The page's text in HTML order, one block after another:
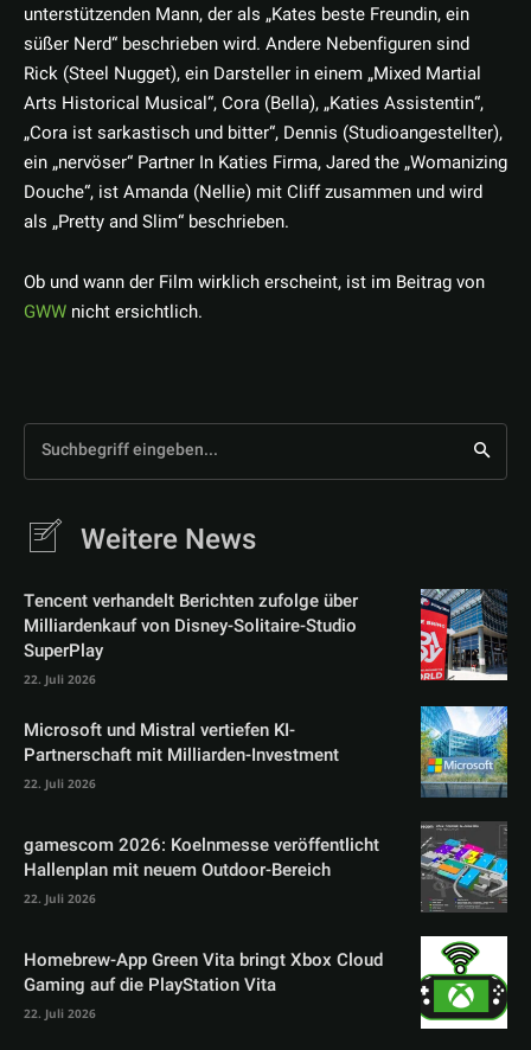
unterstützenden Mann, der als „Kates beste Freundin, ein
süßer Nerd“ beschrieben wird. Andere Nebenfiguren sind
Rick (Steel Nugget), ein Darsteller in einem „Mixed Martial
Arts Historical Musical“, Cora (Bella), „Katies Assistentin“,
„Cora ist sarkastisch und bitter“, Dennis (Studioangestellter),
ein „nervöser“ Partner In Katies Firma, Jared the „Womanizing
Douche“, ist Amanda (Nellie) mit Cliff zusammen und wird
als „Pretty and Slim“ beschrieben.
Ob und wann der Film wirklich erscheint, ist im Beitrag von
GWW nicht ersichtlich.
Suchbegriff eingeben...
Weitere News
Tencent verhandelt Berichten zufolge über
Milliardenkauf von Disney-Solitaire-Studio
SuperPlay
22. Juli 2026
Microsoft und Mistral vertiefen KI-
Partnerschaft mit Milliarden-Investment
22. Juli 2026
gamescom 2026: Koelnmesse veröffentlicht
Hallenplan mit neuem Outdoor-Bereich
22. Juli 2026
Homebrew-App Green Vita bringt Xbox Cloud
Gaming auf die PlayStation Vita
22. Juli 2026